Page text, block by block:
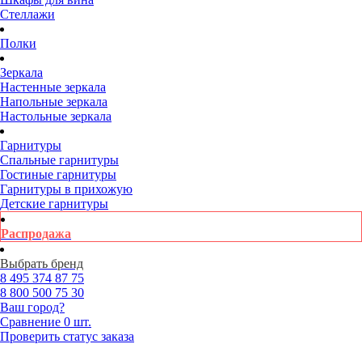
Стеллажи
Полки
Зеркала
Настенные зеркала
Напольные зеркала
Настольные зеркала
Гарнитуры
Спальные гарнитуры
Гостиные гарнитуры
Гарнитуры в прихожую
Детские гарнитуры
Распродажа
Выбрать бренд
8 495 374 87 75
8 800 500 75 30
Ваш город?
Сравнение 0 шт.
Проверить статус заказа